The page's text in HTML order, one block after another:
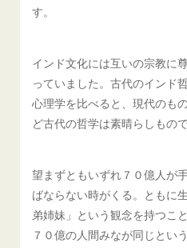
す。
インド文化には互いの宗教に
っていました。古代のインド
心理学を比べると、現代のも
ど古代の哲学は素晴らしもの
望まずともいずれ７０億人が
ばならない時がくる。ともに
弟姉妹」という観念を持つこ
７０億の人間みなが同じとい